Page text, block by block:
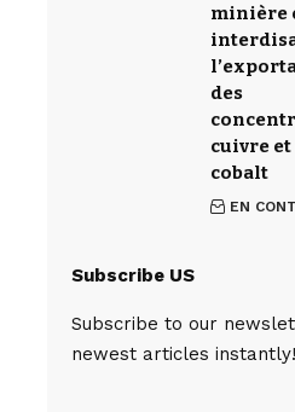
minière
des
cuivre et
cobalt
EN
Subscribe US
Subscribe to our
newest articles instantly!